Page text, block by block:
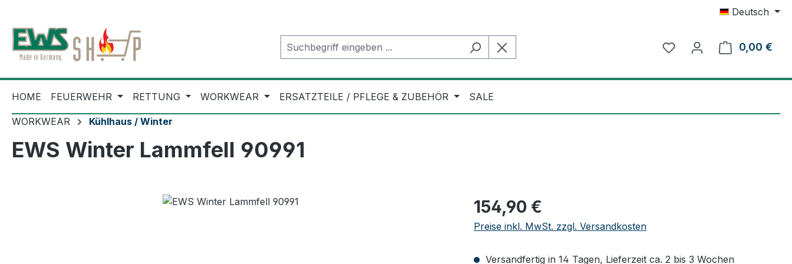
Deutsch
0,00 €
HOME FEUERWEHR RETTUNG WORKWEAR ERSATZTEILE / PFLEGE & ZUBEHÖR SALE
WORKWEAR Kühlhaus / Winter
EWS Winter Lammfell 90991
Regulärer Preis:
154,90 €
Preise inkl. MwSt. zzgl. Versandkosten
Versandfertig in 14 Tagen, Lieferzeit ca. 2 bis 3 Wochen